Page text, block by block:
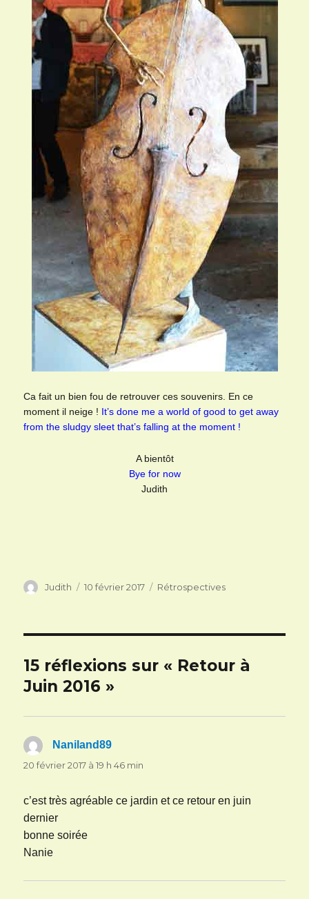
Ca fait un bien fou de retrouver ces souvenirs. En ce
moment il neige ! It’s done me a world of good to get away
from the sludgy sleet that’s falling at the moment !
A bientôt
Bye for now
Judith
Auteur
Judith
Publié
10 février 2017 Catégories
Rétrospectives
15 réflexions sur « Retour à
Juin 2016 »
Naniland89
20 février 2017 à 19 h 46 min
c’est très agréable ce jardin et ce retour en juin
dernier
bonne soirée
Nanie